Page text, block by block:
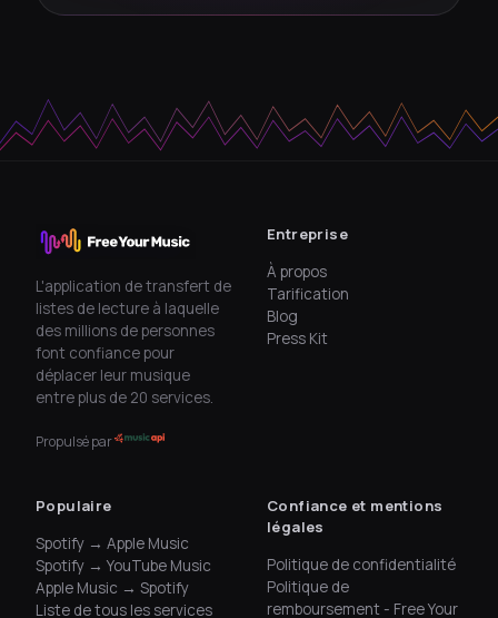
L'application de transfert de
listes de lecture à laquelle
des millions de personnes
font confiance pour
déplacer leur musique
entre plus de 20 services.
Propulsé par
Entreprise
À propos
Tarification
Blog
Press Kit
Populaire
Spotify → Apple Music
Spotify → YouTube Music
Apple Music → Spotify
Liste de tous les services
Confiance et mentions
légales
Politique de confidentialité
Politique de
remboursement - Free Your